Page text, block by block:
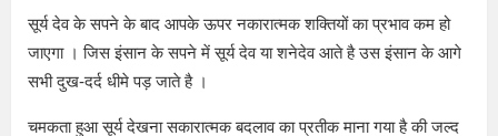
सूर्य देव के सपने के बाद आपके ऊपर नकारात्मक शक्तियों का प्रभाव कम हो
जाएगा । जिस इंसान के सपने में सूर्य देव या शनेदेव आते है उस इंसान के आगे
सभी दुख-दर्द धीमे पड़ जाते है ।
चमकता हुआ सूर्य देखना सकारात्मक बदलाव का प्रतीक माना गया है की जल्द